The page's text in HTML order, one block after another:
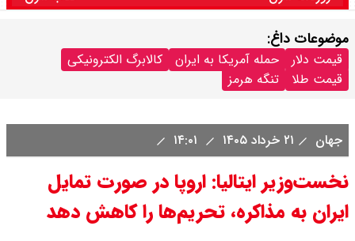
موضوعات داغ:
قیمت دلار حمله آمریکا به ایران
کالابرگ الکترونیکی
قیمت طلا
تنگه هرمز
جهان ۲۱ خرداد ۱۴۰۵
نخست‌وزیر ایتالیا: اروپا در صورت تمایل
ایران به مذاکره، تحریم‌ها را کاهش دهد